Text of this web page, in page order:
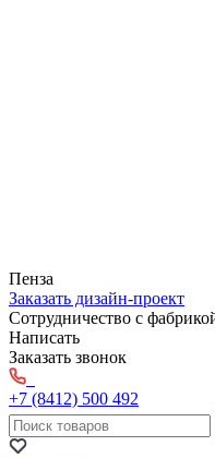
Пенза
Заказать дизайн-проект
Сотрудничество с
Написать
Заказать звонок
+7 (8412) 500 492